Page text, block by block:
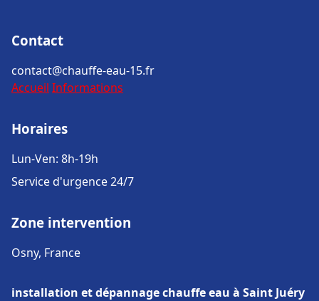
Contact
contact@chauffe-eau-15.fr
Accueil Informations
Horaires
Lun-Ven: 8h-19h
Service d'urgence 24/7
Zone intervention
Osny, France
installation et dépannage chauffe eau à Saint Juéry